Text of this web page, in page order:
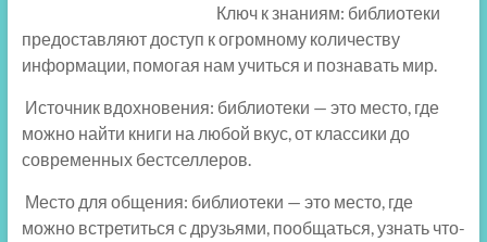
Ключ к знаниям: библиотеки
предоставляют доступ к огромному количеству
информации, помогая нам учиться и познавать мир.
Источник вдохновения: библиотеки — это место, где
можно найти книги на любой вкус, от классики до
современных бестселлеров.
Место для общения: библиотеки — это место, где
можно встретиться с друзьями, пообщаться, узнать что-